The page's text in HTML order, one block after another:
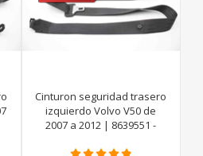
Cinturon seguridad trasero
izquierdo Volvo V50 de
2007 a 2012 | 8639551 -